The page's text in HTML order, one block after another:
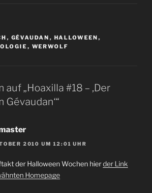
, GÉVAUDAN , HALLOWEEN ,
, WERWOLF
„Hoaxilla #18 – ‚Der
2010 UM 12:01 UHR
der Halloween Wochen hierder Link
Homepage